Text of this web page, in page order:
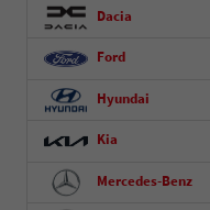
Dacia
Ford
Hyundai
Kia
Mercedes-Benz